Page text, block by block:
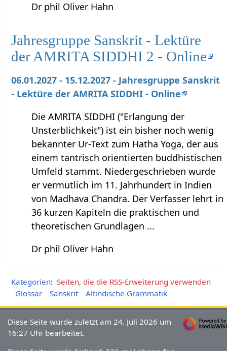
Dr phil Oliver Hahn
Jahresgruppe Sanskrit - Lektüre
der AMRITA SIDDHI 2 - Online
06.01.2027 - 15.12.2027 - Jahresgruppe Sanskrit
- Lektüre der AMRITA SIDDHI - Online
Die AMRITA SIDDHI ("Erlangung der
Unsterblichkeit") ist ein bisher noch wenig
bekannter Ur-Text zum Hatha Yoga, der aus
einem tantrisch orientierten buddhistischen
Umfeld stammt. Niedergeschrieben wurde
er vermutlich im 11. Jahrhundert in Indien
von Madhava Chandra. Der Verfasser lehrt in
36 kurzen Kapiteln die praktischen und
theoretischen Grundlagen ...
Dr phil Oliver Hahn
Kategorien: Seiten, die die RSS-Erweiterung verwenden
Glossar
Sanskrit Altindische Grammatik
Diese Seite wurde zuletzt am 24. Juli 2026 um
16:27 Uhr bearbeitet.